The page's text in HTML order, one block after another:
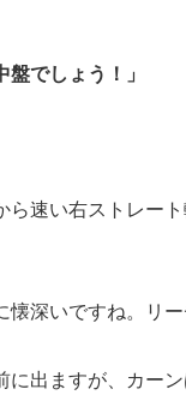
でしょう！」
ら速い右ストレー
懐深いですね。リー
に出ますが、カー